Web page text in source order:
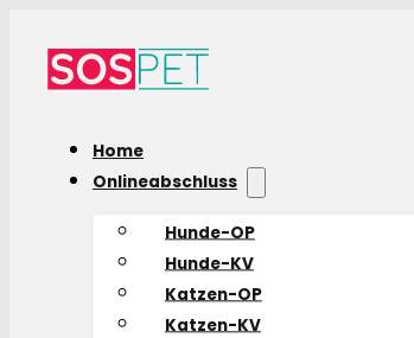
Home
Onlineabschluss
Hunde-OP
Hunde-KV
Katzen-OP
Katzen-KV